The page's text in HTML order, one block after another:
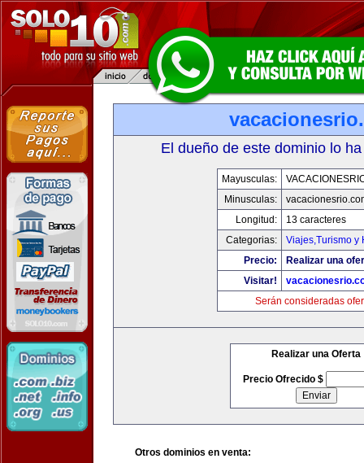
El dueño de este dominio lo
Mayusculas:
Minusculas:
Longitud:
13 caracteres
Categorias:
Viajes,Turismo y
Precio:
Realizar una
Visitar!
Serán consideradas
Realizar una Oferta
Precio Ofrecido $
Otros dominios en venta: